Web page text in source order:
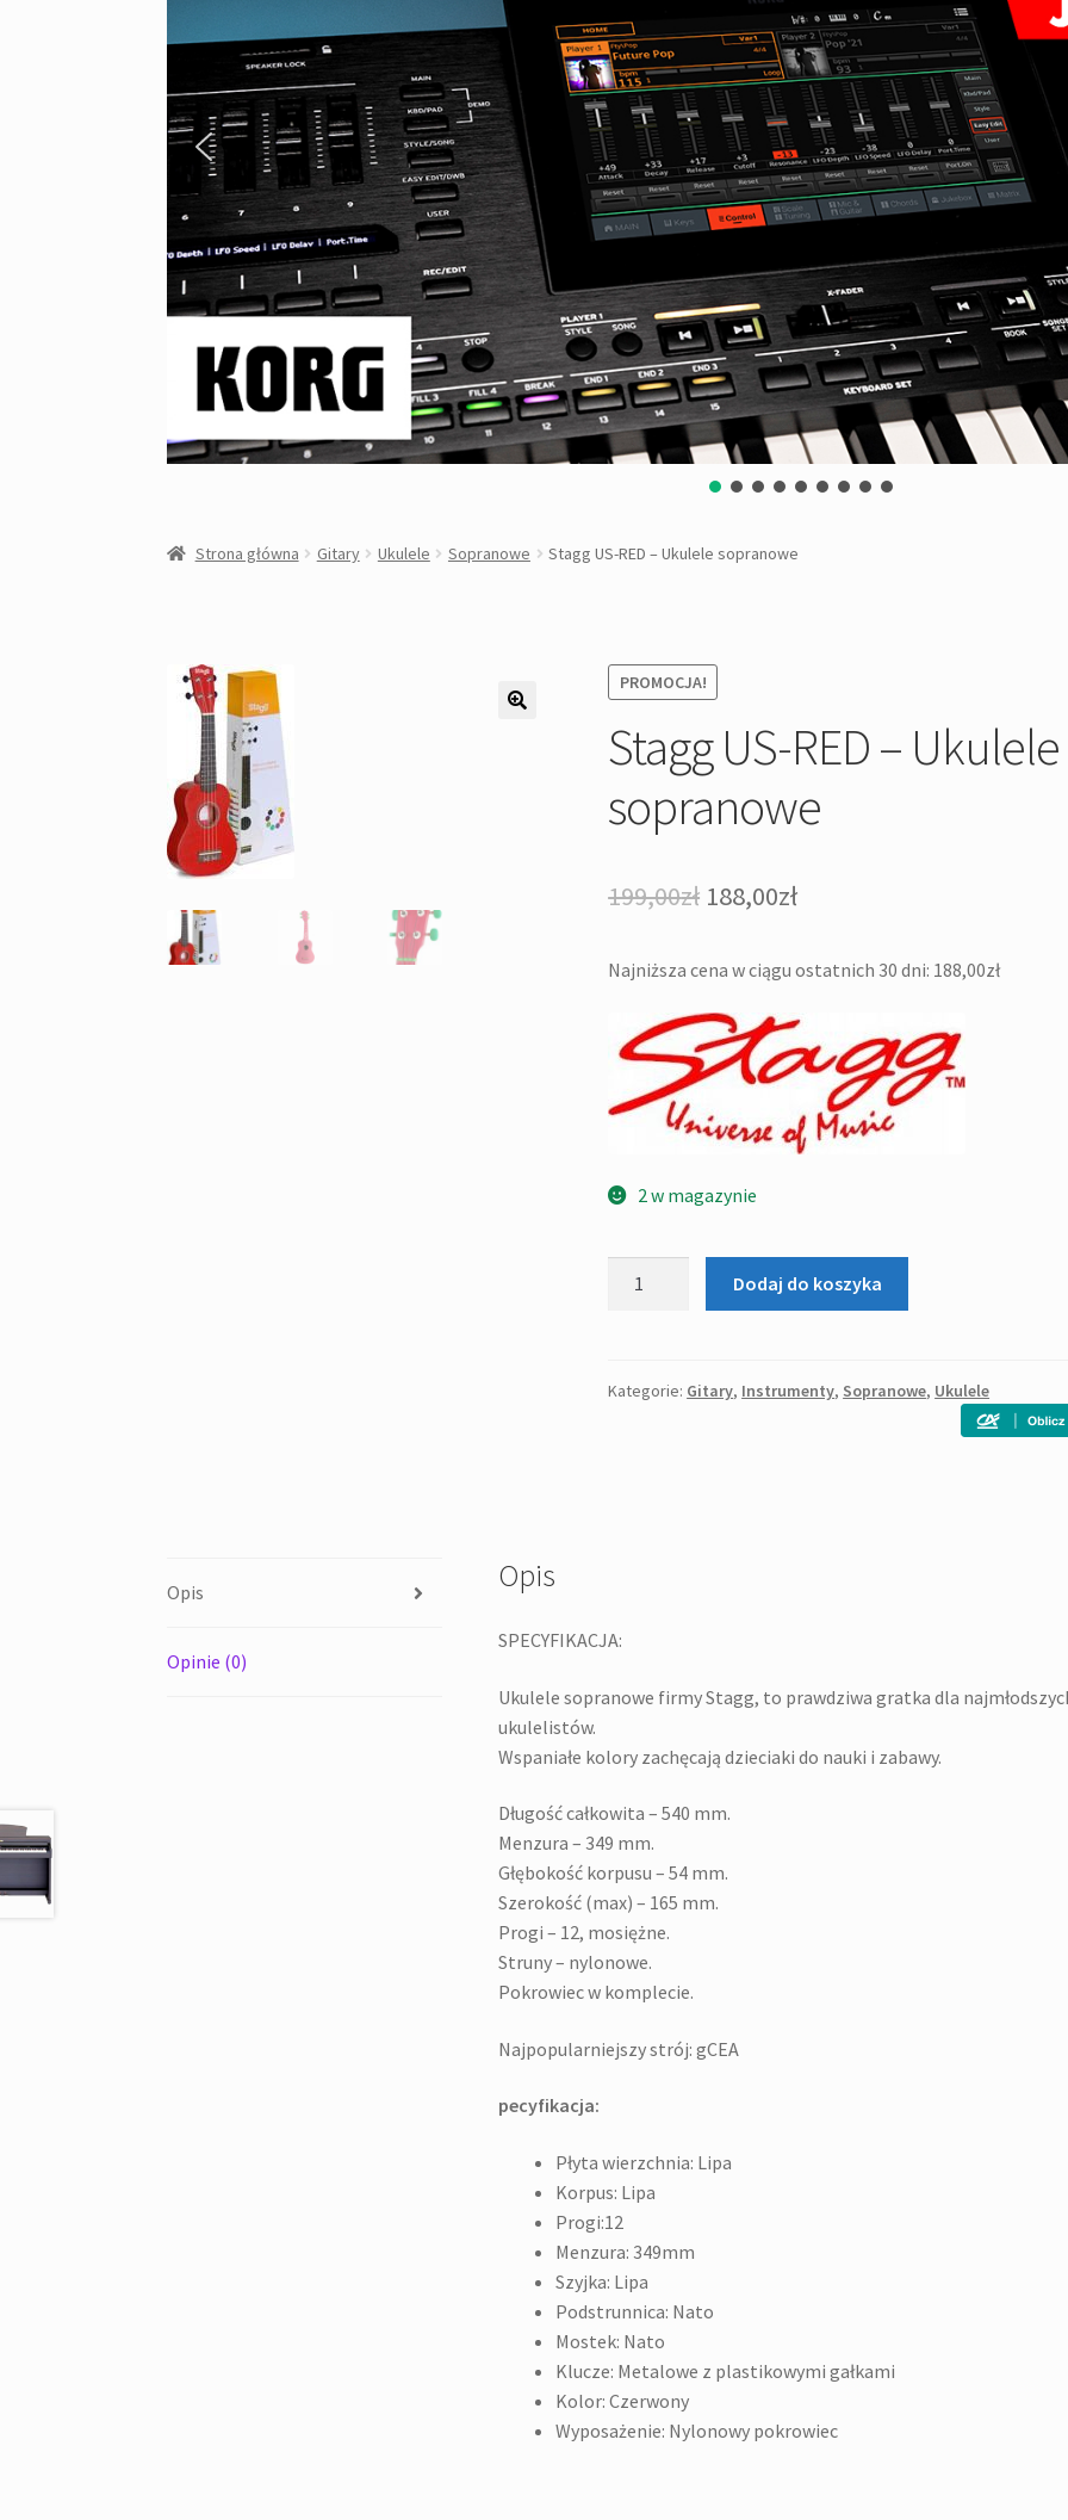
Strona główna Gitary Ukulele Sopranowe Stagg US-RED – Ukulele sopranowe
PROMOCJA!
Stagg US-RED – Ukulele
sopranowe
199,00zł Pierwotna
wynosiła:
199,00zł.
188,00złAktualna
wynosi:
188,00zł.
Najniższa cena w ciągu ostatnich 30 dni: 188,00zł
2 w magazynie
-
Dodaj do koszyka
Kategorie: Gitary, Instrumenty, Sopranowe, Ukulele
Opis
Opinie (0)
Opis
SPECYFIKACJA:
Ukulele sopranowe firmy Stagg, to prawdziwa gratka dla
ukulelistów.
Wspaniałe kolory zachęcają dzieciaki do nauki i zabawy.
Długość całkowita – 540 mm.
Menzura – 349 mm.
Głębokość korpusu – 54 mm.
Szerokość (max) – 165 mm.
Progi – 12, mosiężne.
Struny – nylonowe.
Pokrowiec w komplecie.
Najpopularniejszy strój: gCEA
pecyfikacja:
Płyta wierzchnia: Lipa
Korpus: Lipa
Progi:12
Menzura: 349mm
Szyjka: Lipa
Podstrunnica: Nato
Mostek: Nato
Klucze: Metalowe z plastikowymi gałkami
Kolor: Czerwony
Wyposażenie: Nylonowy pokrowiec